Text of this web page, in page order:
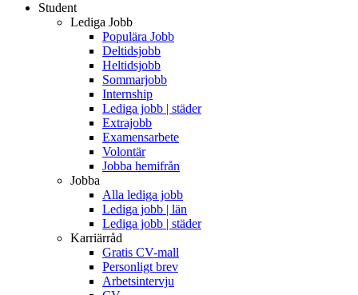
Student
Lediga Jobb
Populära Jobb
Deltidsjobb
Heltidsjobb
Sommarjobb
Internship
Lediga jobb | städer
Extrajobb
Examensarbete
Volontär
Jobba hemifrån
Jobba
Alla lediga jobb
Lediga jobb | län
Lediga jobb | städer
Karriärråd
Gratis CV-mall
Personligt brev
Arbetsintervju